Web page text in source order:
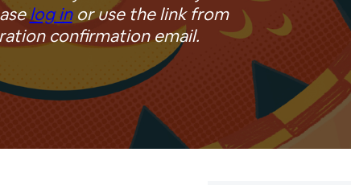
log inor use the link from
confirmation email.